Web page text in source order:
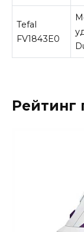
Tefal
FV1843E0
Рейтинг